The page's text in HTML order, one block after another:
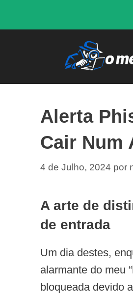
Alerta
Cair Num
4 de Julho, 2024 por
A arte de
de entrada
Um dia destes,
alarmante do meu
bloqueada devido